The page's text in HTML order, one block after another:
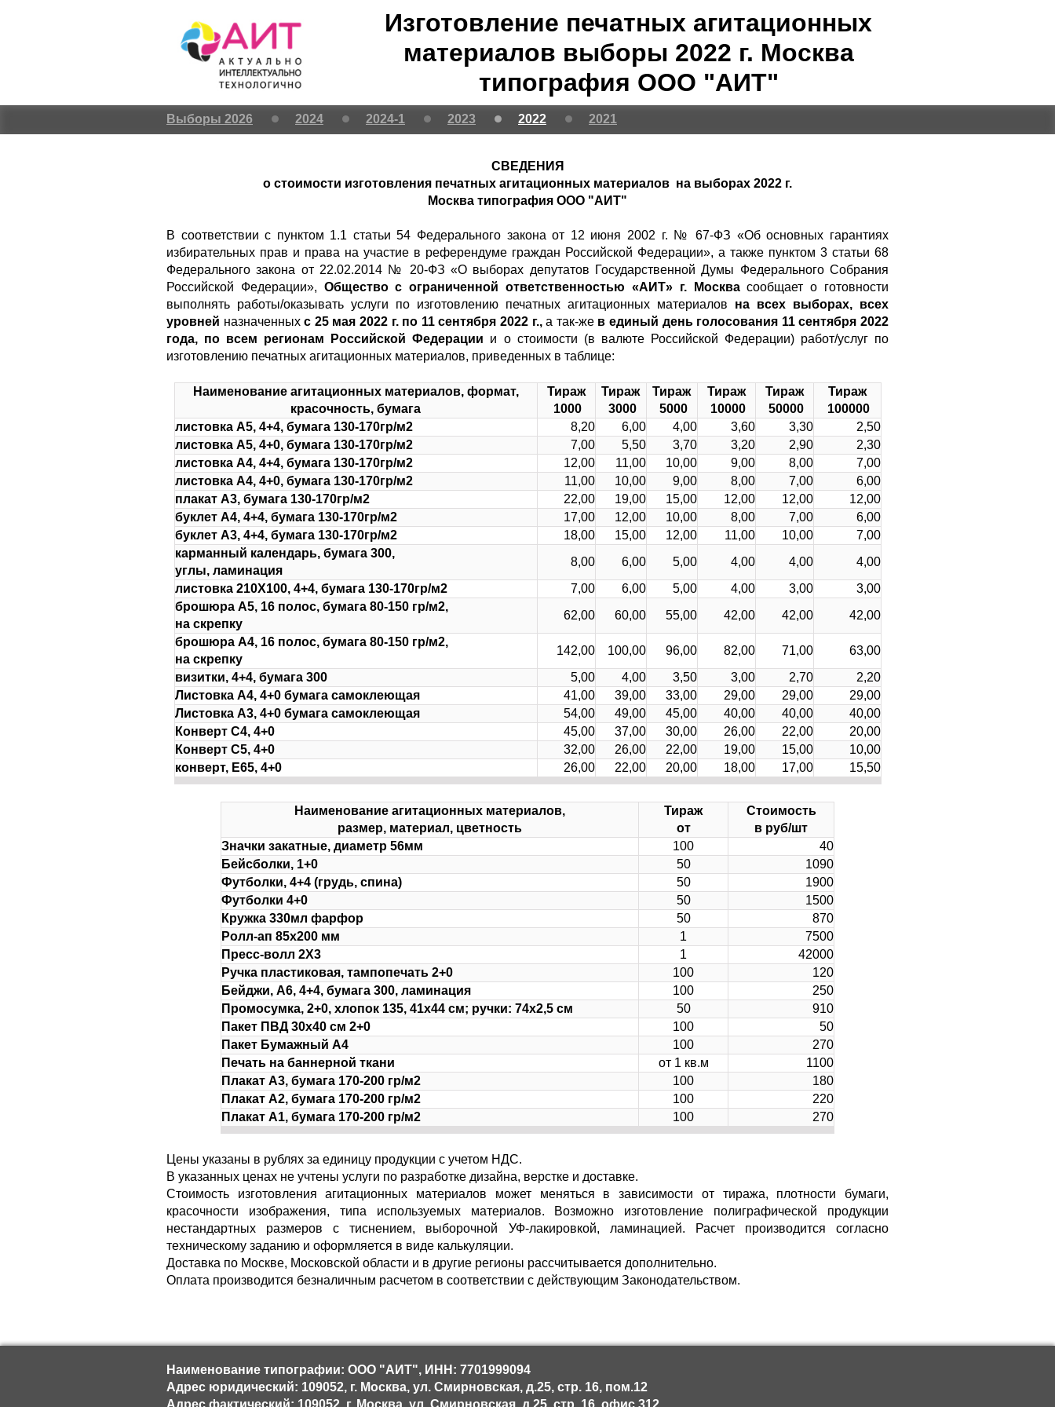
Изготовление печатных агитационных
материалов выборы 2022 г. Москва
типография ООО "АИТ"
Выборы 2026 2024 2024-1 2023 2022 2021
СВЕДЕНИЯ
о стоимости изготовления печатных агитационных материалов на выборах 2022 г.
Москва типография ООО "АИТ"
В соответствии с пунктом 1.1 статьи 54 Федерального закона от 12 июня 2002 г. № 67-ФЗ «Об основных гарантиях
избирательных прав и права на участие в референдуме граждан Российской Федерации», а также пунктом 3 статьи 68
Федерального закона от 22.02.2014 № 20-ФЗ «О выборах депутатов Государственной Думы Федерального Собрания
Российской Федерации», Общество с ограниченной ответственностью «АИТ» г. Москвасообщает о готовности
выполнять работы/оказывать услуги по изготовлению печатных агитационных материалов на всех выборах, всех
уровней назначенныхс 25 мая 2022 г. по 11 сентября 2022 г.,а так-же в единый день голосования 11 сентября 2022
года, по всем регионам Российской Федерации и о стоимости (в валюте Российской Федерации) работ/услуг по
изготовлению печатных агитационных материалов, приведенных в таблице:
Наименование агитационных материалов, формат,
красочность, бумага
Тираж
1000
Тираж
3000
Тираж
5000
Тираж
10000
Тираж
50000
Тираж
100000
листовка А5, 4+4, бумага 130-170гр/м2
8,20 6,00 4,00 3,60 3,30
2,50
листовка А5, 4+0, бумага 130-170гр/м2
7,00 5,50 3,70 3,20 2,90
2,30
листовка А4, 4+4, бумага 130-170гр/м2
12,00 11,00 10,00 9,00 8,00
7,00
листовка А4, 4+0, бумага 130-170гр/м2
11,00 10,00 9,00 8,00 7,00
6,00
плакат А3, бумага 130-170гр/м2
22,00 19,00 15,00 12,00 12,00
12,00
буклет А4, 4+4, бумага 130-170гр/м2
17,00 12,00 10,00 8,00 7,00
6,00
буклет А3, 4+4, бумага 130-170гр/м2
18,00 15,00 12,00 11,00 10,00
7,00
карманный календарь, бумага 300,
углы, ламинация
8,00 6,00 5,00 4,00 4,00
4,00
листовка 210Х100, 4+4, бумага 130-170гр/м2
7,00 6,00 5,00 4,00 3,00
3,00
брошюра А5, 16 полос, бумага 80-150 гр/м2,
на скрепку
62,00 60,00 55,00 42,00 42,00
42,00
брошюра А4, 16 полос, бумага 80-150 гр/м2,
на скрепку
142,00 100,00 96,00 82,00 71,00
63,00
визитки, 4+4, бумага 300
5,00 4,00 3,50 3,00 2,70
2,20
Листовка А4, 4+0 бумага самоклеющая
41,00 39,00 33,00 29,00 29,00
29,00
Листовка А3, 4+0 бумага самоклеющая
54,00 49,00 45,00 40,00 40,00
40,00
Конверт С4, 4+0
45,00 37,00 30,00 26,00 22,00
20,00
Конверт С5, 4+0
32,00 26,00 22,00 19,00 15,00
10,00
конверт, Е65, 4+0
26,00 22,00 20,00 18,00 17,00 15,50
Наименование агитационных материалов,
размер, материал, цветность
Тираж
от
Стоимость
в руб/шт
Значки закатные, диаметр 56мм
100
40
Бейсболки, 1+0
50
1090
Футболки, 4+4 (грудь, спина)
50
1900
Футболки 4+0
50
1500
Кружка 330мл фарфор
50
870
Ролл-ап 85х200 мм
1
7500
Пресс-волл 2Х3
1
42000
Ручка пластиковая, тампопечать 2+0
100
120
Бейджи, А6, 4+4, бумага 300, ламинация
100
250
Промосумка, 2+0, хлопок 135, 41х44 см; ручки: 74х2,5 см
50
910
Пакет ПВД 30х40 см 2+0
100
50
Пакет Бумажный А4
100
270
Печать на баннерной ткани
от 1 кв.м
1100
Плакат А3, бумага 170-200 гр/м2
100
180
Плакат А2, бумага 170-200 гр/м2
100
220
Плакат А1, бумага 170-200 гр/м2
100 270
Цены указаны в рублях за единицу продукции с учетом НДС.
В указанных ценах не учтены услуги по разработке дизайна, верстке и доставке.
Стоимость изготовления агитационных материалов может меняться в зависимости от тиража, плотности бумаги,
красочности изображения, типа используемых материалов. Возможно изготовление полиграфической продукции
нестандартных размеров с тиснением, выборочной УФ-лакировкой, ламинацией. Расчет производится согласно
техническому заданию и оформляется в виде калькуляции.
Доставка по Москве, Московской области и в другие регионы рассчитывается дополнительно.
Оплата производится безналичным расчетом в соответствии с действующим Законодательством.
Наименование типографии: ООО "АИТ", ИНН: 7701999094
Адрес юридический: 109052, г. Москва, ул. Смирновская, д.25, стр. 16, пом.12
Адрес фактический: 109052, г. Москва, ул. Смирновская, д.25, стр. 16, офис 312